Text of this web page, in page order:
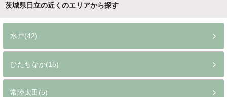
茨城県日立の近くのエリアから探す
水戸(42)
ひたちなか(15)
常陸太田(5)